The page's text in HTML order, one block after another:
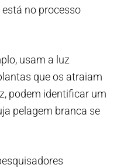
no processo
usam a luz
que os atraiam
podem identificar um
pelagem branca se